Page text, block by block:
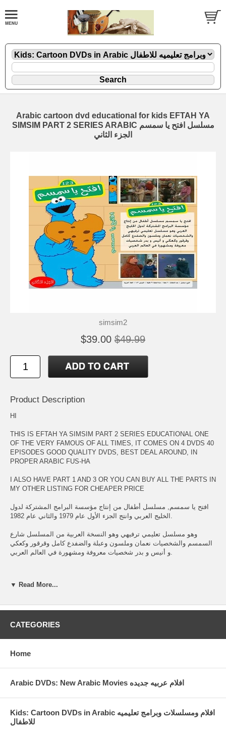
Arabic cartoon dvd educational for kids EFTAH YA
SIMSIM PART 2 SERIES ARABIC مسلسل افتح يا سمسم
الجزء الثاني
simsim2
$39.00 $49.99
Product Description
HI
THIS IS EFTAH YA SIMSIM PART 2 SERIES EDUCATIONAL ONE
OF THE VERY FAMOUS OF ALL TIMES, IT COMES ON 4 DVDS 40
EPISODES GOOD QUALITY DVDS, BEST DEAL AROUND, IN
PROPER ARABIC FUS-HA
I ALSO HAVE PART 1 AND 3 OR YOU CAN BUY ALL THE PARTS IN
MY OTHER LISTING FOR CHEAPER PRICE
افتح يا سمسم, مسلسل أطفال من إنتاج مؤسسة البرامج المشتركة لدول
وهو مسلسل تعليمي ترفيهي وهو النسخة العربية من المسلسل شارع
السمسم والشخصيات نعمان وملسون وعبلة والضفدع كامل وقرقور وكعكي
الدمى
* نعمان, وقاد بدوره الممثل الكويتي عبد الله الحبيل * ملسون, وقام بدوره
* * أحلام محمد - فاطمة * أحمد الصالح - عبد الله * جاسم النبهان - حمد *
النعماني - هشام * ياسر أبو الجبين - ساعي البريد
▼ Read More...
CATEGORIES
Home
Arabic DVDs: New Arabic Movies افلام عربيه جديده
Kids: Cartoon DVDs in Arabic افلام ومسلسلات وبرامج تعليميه
للاطفال